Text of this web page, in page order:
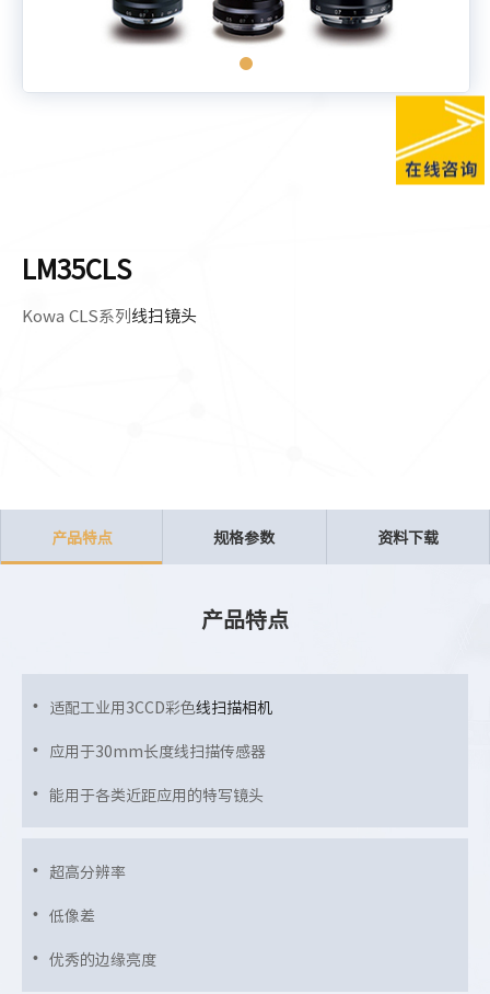
LM35CLS
Kowa CLS系列线扫镜头
产品特点 规格参数 资料下载
产品特点
适配工业用3CCD彩色线扫描相机
应用于30mm长度线扫描传感器
能用于各类近距应用的特写镜头
超高分辨率
低像差
优秀的边缘亮度